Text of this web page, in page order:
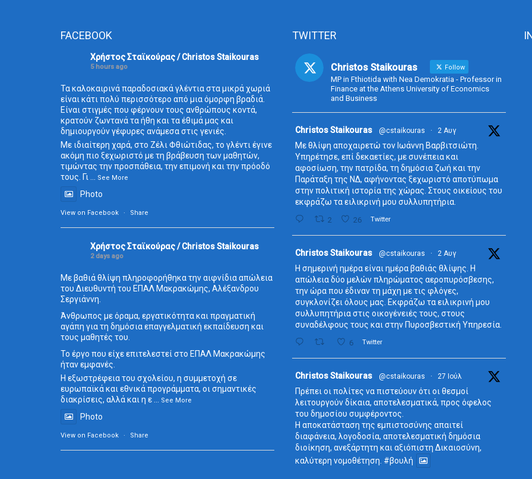
FACEBOOK
Χρήστος Σταϊκούρας / Christos Staikouras
5 hours ago
Τα καλοκαιρινά παραδοσιακά γλέντια στα μικρά χωριά
είναι κάτι πολύ περισσότερο από μια όμορφη βραδιά.
Είναι στιγμές που φέρνουν τους ανθρώπους κοντά,
κρατούν ζωντανά τα ήθη και τα έθιμά μας και
δημιουργούν γέφυρες ανάμεσα στις γενιές.
Με ιδιαίτερη χαρά, στο Ζέλι Φθιώτιδας, το γλέντι έγινε
ακόμη πιο ξεχωριστό με τη βράβευση των μαθητών,
τιμώντας την προσπάθεια, την επιμονή και την πρόοδό
τους. Γι
See More
Photo
View on Facebook · Share
Χρήστος Σταϊκούρας / Christos Staikouras
2 days ago
Με βαθιά θλίψη πληροφορήθηκα την αιφνίδια απώλεια
του Διευθυντή του ΕΠΑΛ Μακρακώμης, Αλέξανδρου
Σεργιάννη.
Άνθρωπος με όραμα, εργατικότητα και πραγματική
αγάπη για τη δημόσια επαγγελματική εκπαίδευση και
τους μαθητές του.
Το έργο που είχε επιτελεστεί στο ΕΠΑΛ Μακρακώμης
ήταν εμφανές.
Η εξωστρέφεια του σχολείου, η συμμετοχή σε
ευρωπαϊκά και εθνικά προγράμματα, οι σημαντικές
διακρίσεις, αλλά και η ε
See More
Photo
View on Facebook · Share
TWITTER
Christos Staikouras Follow
MP in Fthiotida with Nea Demokratia - Professor in
Finance at the Athens University of Economics
and Business
r
Christos Staikouras @cstaikouras · 2 Αυγ
Με θλίψη αποχαιρετώ τον Ιωάννη Βαρβιτσιώτη.
Υπηρέτησε, επί δεκαετίες, με συνέπεια και
αφοσίωση, την πατρίδα, τη δημόσια ζωή και την
Παράταξη της ΝΔ, αφήνοντας ξεχωριστό αποτύπωμα
στην πολιτική ιστορία της χώρας. Στους οικείους του
εκφράζω τα ειλικρινή μου συλλυπητήρια.
2 26 Twitter
Christos Staikouras @cstaikouras · 2 Αυγ
Η σημερινή ημέρα είναι ημέρα βαθιάς θλίψης. Η
απώλεια δύο μελών πληρώματος αεροπυρόσβεσης,
την ώρα που έδιναν τη μάχη με τις φλόγες,
συγκλονίζει όλους μας. Εκφράζω τα ειλικρινή μου
συλλυπητήρια στις οικογένειές τους, στους
συναδέλφους τους και στην Πυροσβεστική Υπηρεσία.
6 Twitter
Christos Staikouras @cstaikouras · 27 Ιούλ
Πρέπει οι πολίτες να πιστεύουν ότι οι θεσμοί
λειτουργούν δίκαια, αποτελεσματικά, προς όφελος
του δημοσίου συμφέροντος.
Η αποκατάσταση της εμπιστοσύνης απαιτεί
διαφάνεια, λογοδοσία, αποτελεσματική δημόσια
διοίκηση, ανεξάρτητη και αξιόπιστη Δικαιοσύνη,
καλύτερη νομοθέτηση. #βουλή